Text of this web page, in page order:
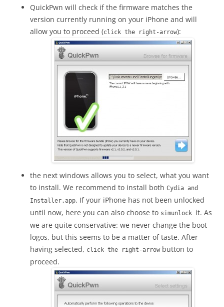
QuickPwn will check if the firmware matches the
version currently running on your iPhone and will
allow you to proceed (click the right-arrow):
the next windows allows you to select, what you want
to install. We recommend to install both Cydia and
Installer.app. If your iPhone has not been unlocked
until now, here you can also choose to simunlock it. As
we are quite conservative: we never change the boot
logos, but this seems to be a matter of taste. After
having selected, click the right-arrow button to
proceed.